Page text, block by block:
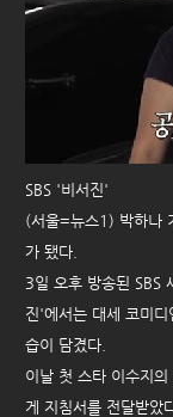
SBS '비서진'
(서울=뉴스1) 박하나
가 됐다.
3일 오후 방송된 SBS
진'에서는 대세 코미
습이 담겼다.
이날 첫 스타 이수지
게 지침서를 전달받았